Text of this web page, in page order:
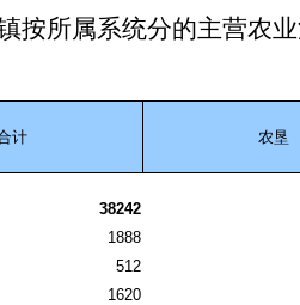
按所属系统分的主营农
计 农垦
38242
1888
512
1620